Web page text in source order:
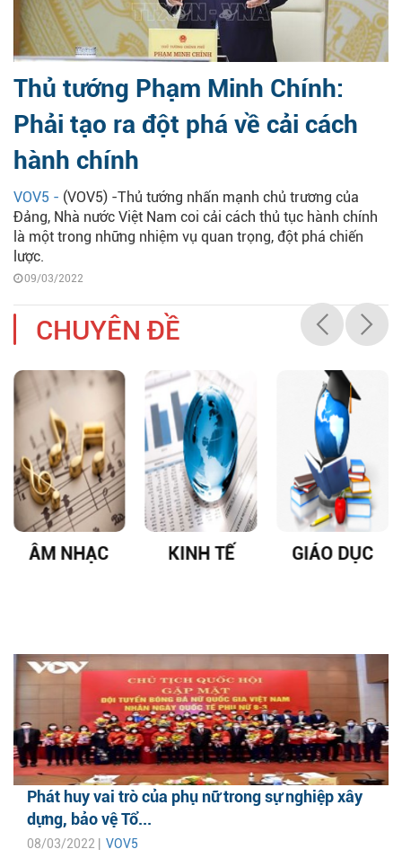
Thủ tướng Phạm Minh Chính:
Phải tạo ra đột phá về cải cách
hành chính
VOV5 - (VOV5) -Thủ tướng nhấn mạnh chủ trương của
Đảng, Nhà nước Việt Nam coi cải cách thủ tục hành chính
là một trong những nhiệm vụ quan trọng, đột phá chiến
lược.
09/03/2022
CHUYÊN ĐỀ
ÂM NHẠC KINH TẾ GIÁO DỤC
Phát huy vai trò của phụ nữ trong sự nghiệp xây
dựng, bảo vệ Tổ...
08/03/2022 | VOV5